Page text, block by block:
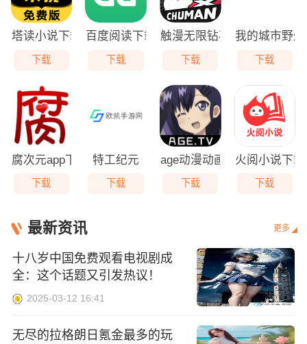
塔读小说下载
下载
百度阅读下载小说
下载
触漫无限钻石版
下载
我的城市野
下载
腐次元app下载
下载
特工纪元
下载
age动漫动画正版入口下载
下载
火阅小说下载
下载
最新资讯 更多
十八岁中国免费观看电视剧成
全：这个话题又引发热议！
2025-03-12 16:41
无尽的拉格朗日氪金最多的玩